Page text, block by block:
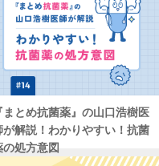
まとめ抗菌薬』の山口浩樹医
が解説！わかりやすい！抗菌
の処方意図